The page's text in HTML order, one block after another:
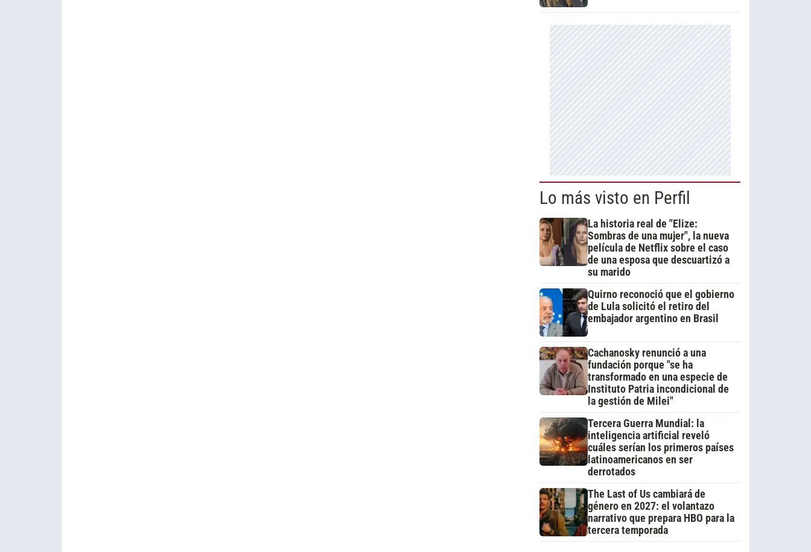
Lo más visto en Perfil
La historia real de "Elize:
Sombras de una mujer", la nueva
película de Netflix sobre el caso
de una esposa que descuartizó a
su marido
Quirno reconoció que el gobierno
de Lula solicitó el retiro del
embajador argentino en Brasil
Cachanosky renunció a una
fundación porque "se ha
transformado en una especie de
Instituto Patria incondicional de
la gestión de Milei"
Tercera Guerra Mundial: la
inteligencia artificial reveló
cuáles serían los primeros países
latinoamericanos en ser
derrotados
The Last of Us cambiará de
género en 2027: el volantazo
narrativo que prepara HBO para la
tercera temporada